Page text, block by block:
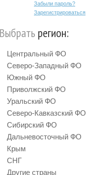
Забыли пароль?
Зарегистрироваться
Выбрать регион:
Центральный ФО
Северо-Западный ФО
Южный ФО
Приволжский ФО
Уральский ФО
Северо-Кавказский ФО
Сибирский ФО
Дальневосточный ФО
Крым
СНГ
Другие страны